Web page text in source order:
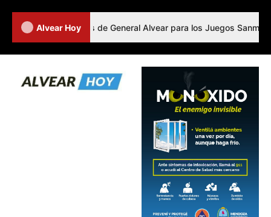
Alvear Hoy
los representantes de General Alvear para los Juegos